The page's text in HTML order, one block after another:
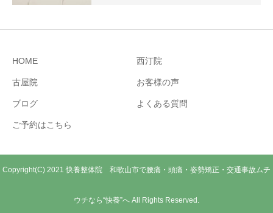
HOME 西汀院
古屋院 お客様の声
ブログ よくある質問
ご予約はこちら
Copyright(C) 2021 快養整体院 和歌山市で腰痛・頭痛・姿勢矯正・交通事故ムチ
ウチなら“快養”へ All Rights Reserved.